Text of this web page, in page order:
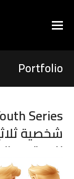
Portfolio
شخصية
للمحتوى